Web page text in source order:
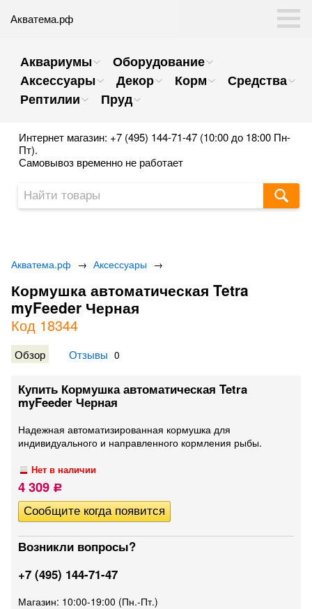
Акватема.рф
Аквариумы
Оборудование
Аксессуары
Декор Корм
Средства
Рептилии
Пруд
Интернет магазин: +7 (495) 144-71-47 (10:00 до 18:00 Пн-
Пт).
Самовывоз временно не работает
Акватема.рф → Аксессуары →
Кормушка автоматическая Tetra
myFeeder Черная
Код 18344
Обзор Отзывы 0
Купить Кормушка автоматическая Tetra
myFeeder Черная
Надежная автоматизированная кормушка для
индивидуального и направленного кормления рыбы.
Нет в наличии
4 309 Р
Возникли вопросы?
+7 (495) 144-71-47
Магазин: 10:00-19:00 (Пн.-Пт.)